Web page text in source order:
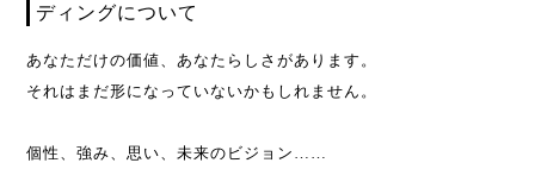
ディングについて
あなただけの価値、あなたらしさがあります。
それはまだ形になっていないかもしれません。
個性、強み、思い、未来のビジョン……